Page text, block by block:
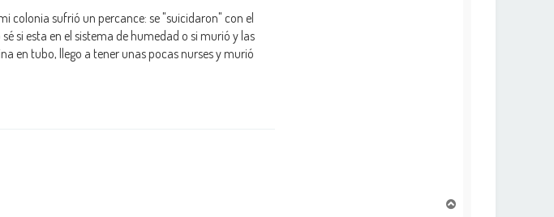
colonia sufrió un percance: se "suicidaron" con el
si esta en el sistema de humedad o si murió y las
en tubo, llego a tener unas pocas nurses y murió